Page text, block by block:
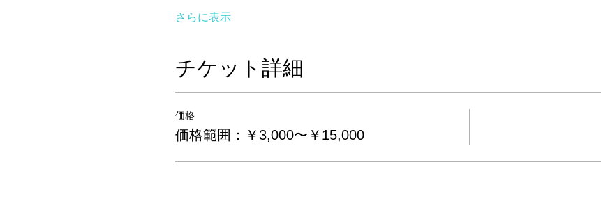
さらに表示
チケット詳細
価格
価格範囲：￥3,000〜￥15,000